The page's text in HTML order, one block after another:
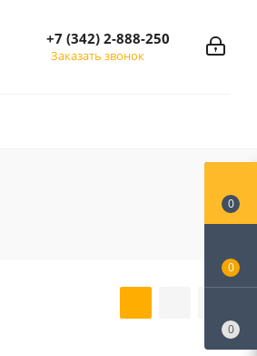
+7 (342) 2-888-250
Заказать звонок
0
0
0